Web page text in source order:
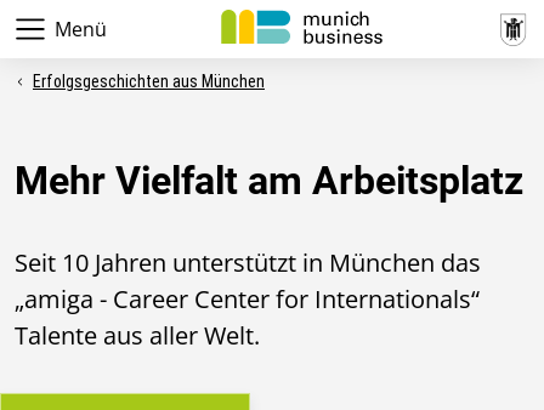
Menü
Erfolgsgeschichten aus München
Mehr Vielfalt am Arbeitsplatz
Seit 10 Jahren unterstützt in München das
„amiga - Career Center for Internationals“
Talente aus aller Welt.